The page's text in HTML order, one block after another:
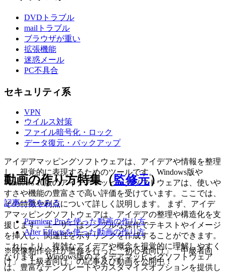
DVDトラブル
mailトラブル
ブラウザが重い
拡張機能
迷惑メール
PC不具合
セキュリティ系
VPN
ウイルス対策
ファイル暗号化・ロック
データ復元・バックアップ
アイデアマッピングソフトウェアは、アイデアや情報を整理
し、視覚的に表現するためのツールです。Windows版や
Windows 10版のアイデアマッピングソフトウェアは、使いや
すさや機能の豊富さで高い評価を受けています。ここでは、
その特徴や利点について詳しく説明します。 まず、アイデ
アマッピングソフトウェアは、アイデアの整理や構造化を支
援します。ユーザーはシンプルな操作でテキストやイメージ
を挿入し、関連性を示すリンクを作成することができます。
これにより、複雑なアイデアや概念を視覚的に理解しやすく
なります。 Windows版のアイデアマッピングソフトウェア
は、豊富なテンプレートやカスタマイズオプションを提供し
動画の作り方特集（監修元）
記事一覧をみる
Premiere Proを使った動画の作り方
After Effectsを使った動画の作り方
※映像制作会社が監修を行った「初心者向け」「中級者向
け」「上級者向け」の記事及び動画を公開中！